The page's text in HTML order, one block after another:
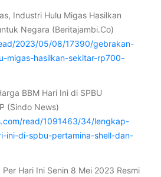
Industri Hulu Migas Hasilkan
Negara (Beritajambi.Co)
2023/05/08/17390/gebrakan-
migas-hasilkan-sekitar-rp700-
BBM Hari Ini di SPBU
(Sindo News)
read/1091463/34/lengkap-
ini-di-spbu-pertamina-shell-dan-
Per Hari Ini Senin 8 Mei 2023 Resmi